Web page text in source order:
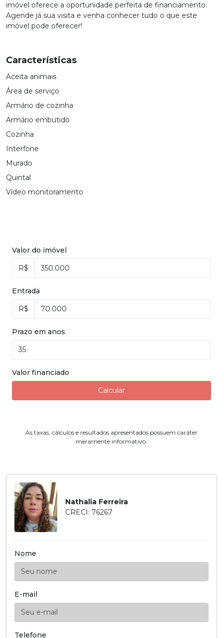
imóvel oferece a oportunidade perfeita de financiamento.
Agende já sua visita e venha conhecer tudo o que este
imóvel pode oferecer!
Características
Aceita animais
Área de serviço
Armário de cozinha
Armário embutido
Cozinha
Interfone
Murado
Quintal
Vídeo monitoramento
Valor do imóvel
R$
Entrada
R$
Prazo em anos
Valor financiado
Calcular
As taxas, cálculos e resultados apresentados possuem caráter
meramente informativo.
Nathalia Ferreira
CRECI: 76267
Nome
E-mail
Telefone